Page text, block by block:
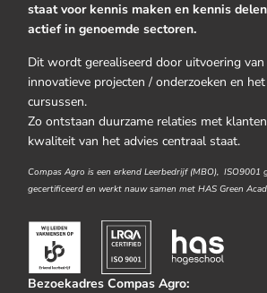
staat voor kennis maken en kennis
actief in genoemde sectoren.
Dit wordt gerealiseerd door uitvoering
innovatieve projecten / onderzoeken en
cursussen.
Zo ontstaan duurzame relaties met
kwaliteit van het advies centraal staat.
Compas Agro is een erkend Leerbedrijf (MBO), ISO9001
gecertificeerd en werkt nauw samen met HAS Green
Bezoekadres Compas Agro: